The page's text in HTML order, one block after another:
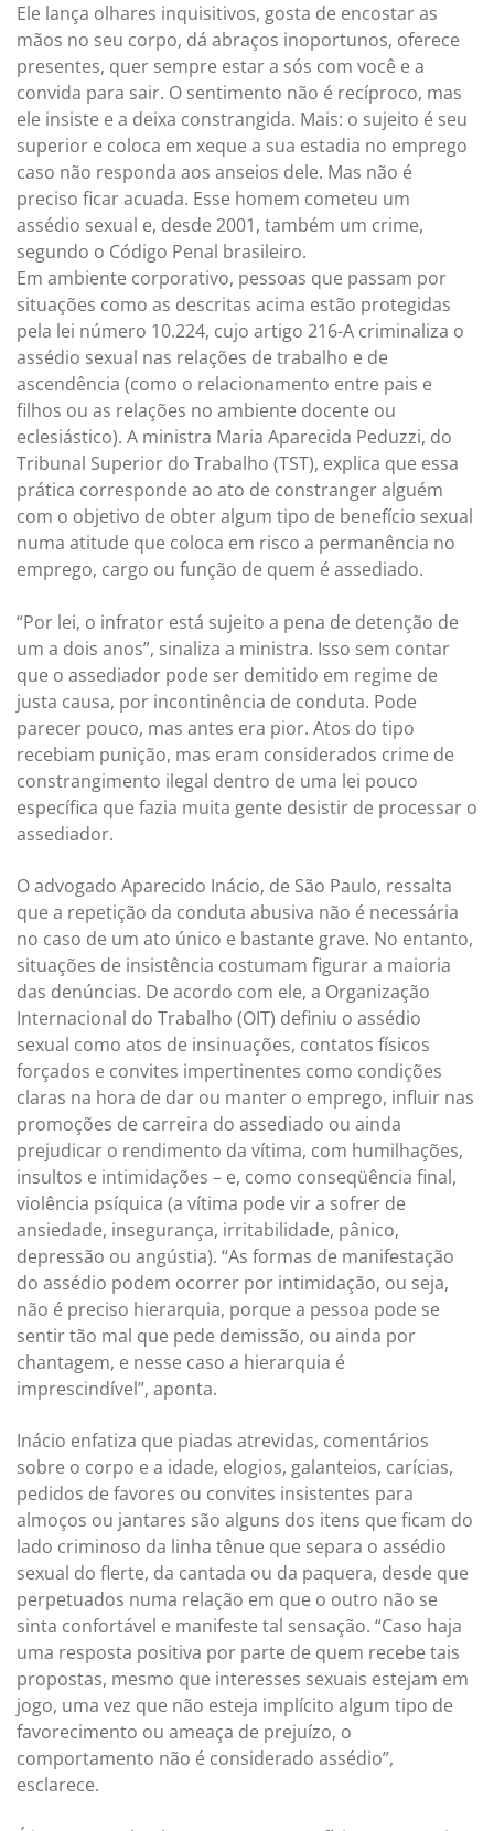
Ele lança olhares inquisitivos, gosta de encostar as
mãos no seu corpo, dá abraços inoportunos, oferece
presentes, quer sempre estar a sós com você e a
convida para sair. O sentimento não é recíproco, mas
ele insiste e a deixa constrangida. Mais: o sujeito é seu
superior e coloca em xeque a sua estadia no emprego
caso não responda aos anseios dele. Mas não é
preciso ficar acuada. Esse homem cometeu um
assédio sexual e, desde 2001, também um crime,
segundo o Código Penal brasileiro.
Em ambiente corporativo, pessoas que passam por
situações como as descritas acima estão protegidas
pela lei número 10.224, cujo artigo 216-A criminaliza o
assédio sexual nas relações de trabalho e de
ascendência (como o relacionamento entre pais e
filhos ou as relações no ambiente docente ou
eclesiástico). A ministra Maria Aparecida Peduzzi, do
Tribunal Superior do Trabalho (TST), explica que essa
prática corresponde ao ato de constranger alguém
com o objetivo de obter algum tipo de benefício sexual
numa atitude que coloca em risco a permanência no
emprego, cargo ou função de quem é assediado.
“Por lei, o infrator está sujeito a pena de detenção de
um a dois anos”, sinaliza a ministra. Isso sem contar
que o assediador pode ser demitido em regime de
justa causa, por incontinência de conduta. Pode
parecer pouco, mas antes era pior. Atos do tipo
recebiam punição, mas eram considerados crime de
constrangimento ilegal dentro de uma lei pouco
específica que fazia muita gente desistir de processar o
assediador.
O advogado Aparecido Inácio, de São Paulo, ressalta
que a repetição da conduta abusiva não é necessária
no caso de um ato único e bastante grave. No entanto,
situações de insistência costumam figurar a maioria
das denúncias. De acordo com ele, a Organização
Internacional do Trabalho (OIT) definiu o assédio
sexual como atos de insinuações, contatos físicos
forçados e convites impertinentes como condições
claras na hora de dar ou manter o emprego, influir nas
promoções de carreira do assediado ou ainda
prejudicar o rendimento da vítima, com humilhações,
insultos e intimidações – e, como conseqüência final,
violência psíquica (a vítima pode vir a sofrer de
ansiedade, insegurança, irritabilidade, pânico,
depressão ou angústia). “As formas de manifestação
do assédio podem ocorrer por intimidação, ou seja,
não é preciso hierarquia, porque a pessoa pode se
sentir tão mal que pede demissão, ou ainda por
chantagem, e nesse caso a hierarquia é
imprescindível”, aponta.
Inácio enfatiza que piadas atrevidas, comentários
sobre o corpo e a idade, elogios, galanteios, carícias,
pedidos de favores ou convites insistentes para
almoços ou jantares são alguns dos itens que ficam do
lado criminoso da linha tênue que separa o assédio
sexual do flerte, da cantada ou da paquera, desde que
perpetuados numa relação em que o outro não se
sinta confortável e manifeste tal sensação. “Caso haja
uma resposta positiva por parte de quem recebe tais
propostas, mesmo que interesses sexuais estejam em
jogo, uma vez que não esteja implícito algum tipo de
favorecimento ou ameaça de prejuízo, o
comportamento não é considerado assédio”,
esclarece.